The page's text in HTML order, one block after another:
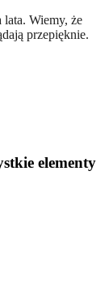
lata. Wiemy, że
przepięknie.
elementy